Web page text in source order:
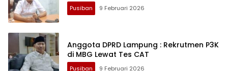
Pusiban 9 Februari 2026
Anggota DPRD Lampung : Rekrutmen P3K
di MBG Lewat Tes CAT
Pusiban 9 Februari 2026